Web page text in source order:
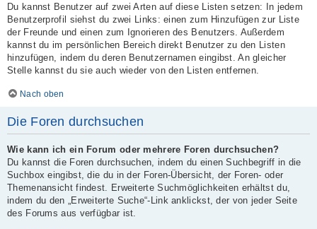
Du kannst Benutzer auf zwei Arten auf diese Listen setzen: In jedem
Benutzerprofil siehst du zwei Links: einen zum Hinzufügen zur Liste
der Freunde und einen zum Ignorieren des Benutzers. Außerdem
kannst du im persönlichen Bereich direkt Benutzer zu den Listen
hinzufügen, indem du deren Benutzernamen eingibst. An gleicher
Stelle kannst du sie auch wieder von den Listen entfernen.
Nach oben
Die Foren durchsuchen
Wie kann ich ein Forum oder mehrere Foren durchsuchen?
Du kannst die Foren durchsuchen, indem du einen Suchbegriff in die
Suchbox eingibst, die du in der Foren-Übersicht, der Foren- oder
Themenansicht findest. Erweiterte Suchmöglichkeiten erhältst du,
indem du den „Erweiterte Suche“-Link anklickst, der von jeder Seite
des Forums aus verfügbar ist.